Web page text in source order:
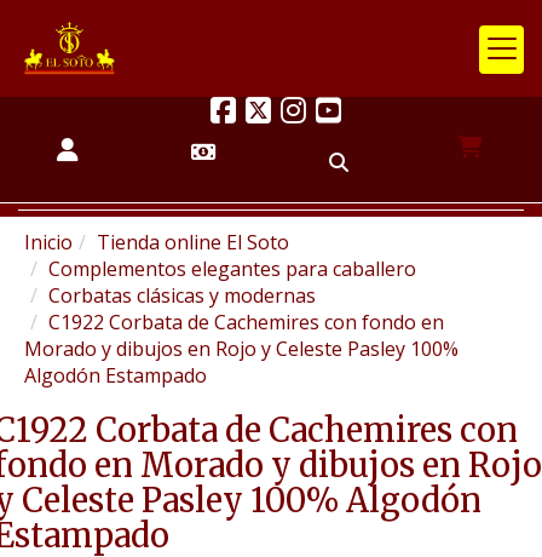
Inicio
Tienda online El Soto
Complementos elegantes para caballero
Corbatas clásicas y modernas
C1922 Corbata de Cachemires con fondo en
Morado y dibujos en Rojo y Celeste Pasley 100%
Algodón Estampado
Corbata de Cachemires con
en Morado y dibujos en Rojo
Celeste Pasley 100% Algodón